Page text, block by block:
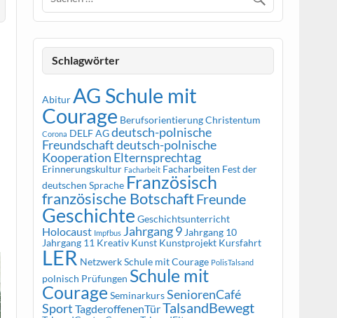
Schlagwörter
AbiturAG Schule mit
Courage BerufsorientierungChristentum
Corona DELF AGdeutsch-polnische
Freundschaftdeutsch-polnische
Kooperation Elternsprechtag
Erinnerungskultur Facharbeit Facharbeiten Fest der
deutschen Sprache Französisch
französische BotschaftFreunde
Geschichte Geschichtsunterricht
Holocaust Impfbus Jahrgang 9 Jahrgang 10
Jahrgang 11 Kreativ Kunst Kunstprojekt Kursfahrt
LER Netzwerk Schule mit Courage PolisTalsand
polnisch Prüfungen Schule mit
Courage SeminarkursSeniorenCafé
Sport TagderoffenenTürTalsandBewegt